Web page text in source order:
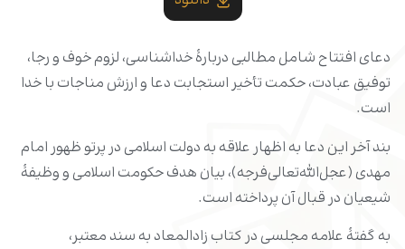
دعای افتتاح شامل مطالبی دربارۀ خداشناسی، لزوم خوف و رجا،
توفیق عبادت، حکمت تأخیر استجابت دعا و ارزش مناجات با خدا
است.
بند آخر این دعا به اظهار علاقه به دولت اسلامی در پرتو ظهور امام
مهدی (عجل‌الله‌تعالی‌فرجه)، بیان هدف حکومت اسلامی و وظیفۀ
شیعیان در قبال آن پرداخته است.
به گفتۀ علامه مجلسی در کتاب زادالمعاد به سند معتبر،